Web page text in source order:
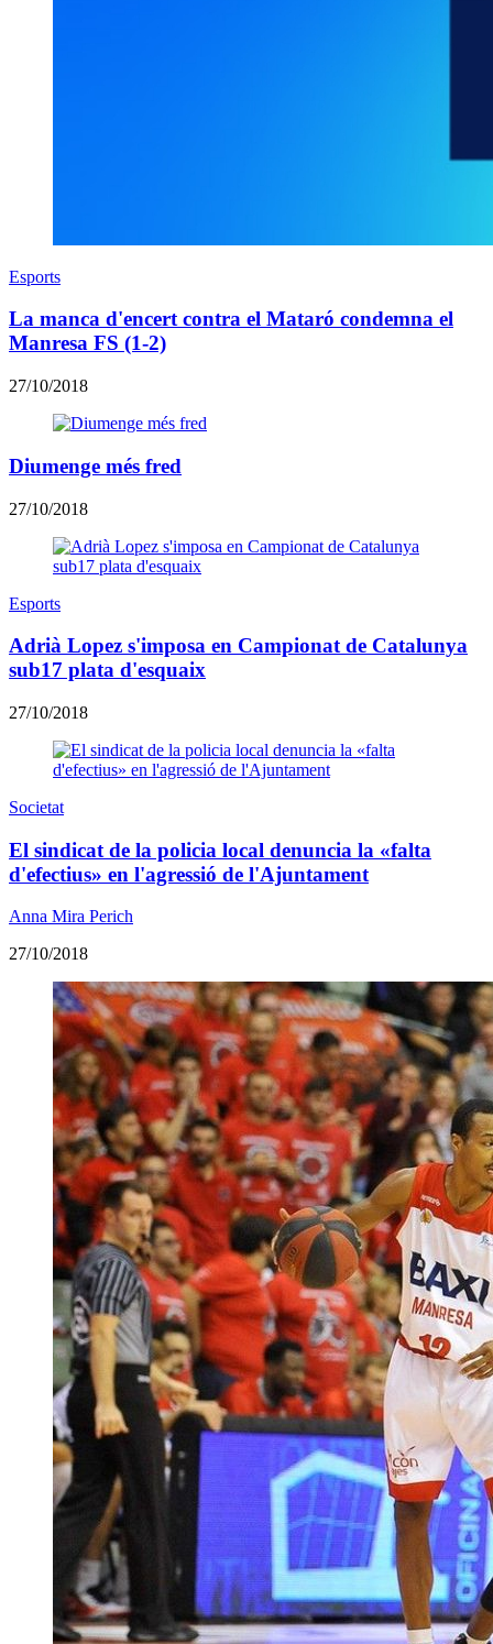
Esports
La manca d'encert contra el Mataró condemna el
Manresa FS (1-2)
27/10/2018
Diumenge més fred
27/10/2018
Esports
Adrià Lopez s'imposa en Campionat de Catalunya
sub17 plata d'esquaix
27/10/2018
Societat
El sindicat de la policia local denuncia la «falta
d'efectius» en l'agressió de l'Ajuntament
Anna Mira Perich
27/10/2018